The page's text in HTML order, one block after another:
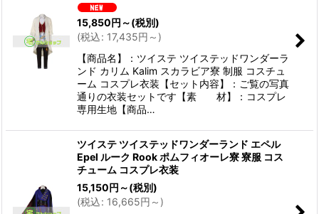
15,850円 ～(税別)
(税込: 17,435円 ～ )
【商品名】：ツイステ ツイステッドワンダーラ
ンド カリム Kalim スカラビア寮 制服 コスチュ
ーム コスプレ衣装【セット内容】：ご覧の写真
通りの衣装セットです【素 材】：コスプレ
専用生地【商品…
ツイステ ツイステッドワンダーランド エペル
Epel ルーク Rook ポムフィオーレ寮 寮服 コス
チューム コスプレ衣装
15,150円 ～(税別)
(税込: 16,665円 ～ )